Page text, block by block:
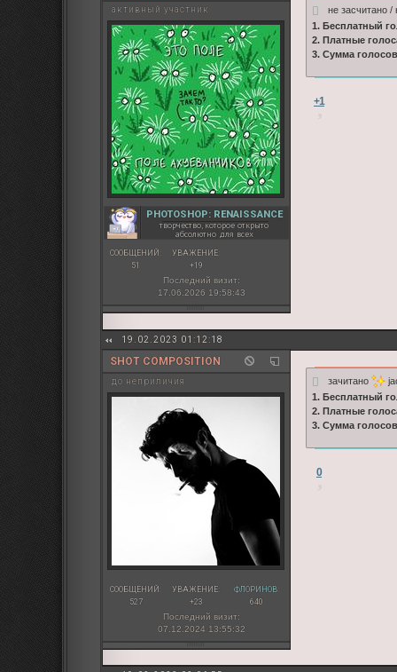
активный участник
PHOTOSHOP: RENAISSANCE
творчество, которое открыто
абсолютно для всех
СООБЩЕНИЙ:
51
УВАЖЕНИЕ:
+19
Последний визит:
17.06.2026 19:58:43
не засчитано
1. Бесплатный
2. Платные
3. Сумма
+1
19.02.2023 01:12:18
SHOT COMPOSITION
до неприличия
СООБЩЕНИЙ:
527
УВАЖЕНИЕ:
+23
ФЛОРИНОВ:
640
Последний визит:
07.12.2024 13:55:32
зачитано
1. Бесплатный
2. Платные
3. Сумма
0